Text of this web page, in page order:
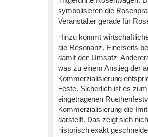
symbolisieren die
Veranstalter gerade für
Hinzu kommt
die Resonanz. Einerseits
damit den Umsatz.
was zu einem Anstieg der
Kommerzialisierung
Feste. Sicherlich ist es
eingetragenen
Kommerzialisierung die
darstellt. Das zeigt sich
historisch exakt